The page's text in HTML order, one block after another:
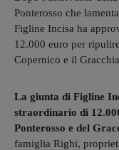
Ponterosso che
Figline Incisa ha
12.000 euro per
Copernico e il
La giunta di Figline
straordinario di
Ponterosso e del
famiglia Righi,